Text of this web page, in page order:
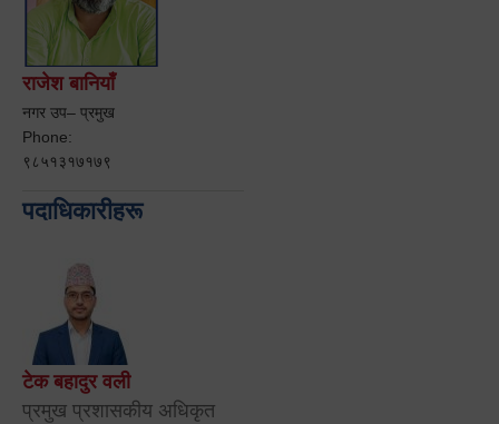
राजेश बानियाँ
नगर उप– प्रमुख
Phone:
९८५१३१७१७९
पदाधिकारीहरू
टेक बहादुर वली
प्रमुख प्रशासकीय अधिकृत